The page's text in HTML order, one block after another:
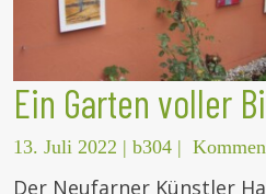
Ein Garten voller
13. Juli 2022 | b304 |
Der Neufarner Künstler